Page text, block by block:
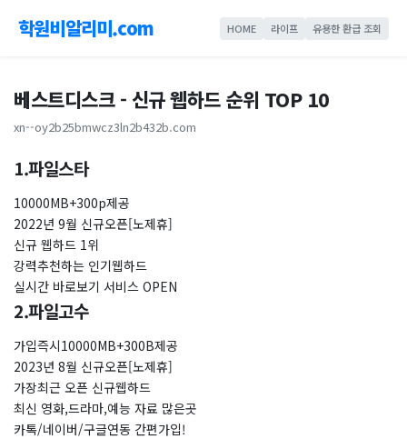
학원비알리미.com HOME 라이프 유용한 환급 조회
베스트디스크 - 신규 웹하드 순위 TOP 10
xn--oy2b25bmwcz3ln2b432b.com
1.파일스타
10000MB+300p제공
2022년 9월 신규오픈[노제휴]
신규 웹하드 1위
강력추천하는 인기웹하드
실시간 바로보기 서비스 OPEN
2.파일고수
가입즉시10000MB+300B제공
2023년 8월 신규오픈[노제휴]
가장최근 오픈 신규웹하드
최신 영화,드라마,예능 자료 많은곳
카톡/네이버/구글연동 간편가입!